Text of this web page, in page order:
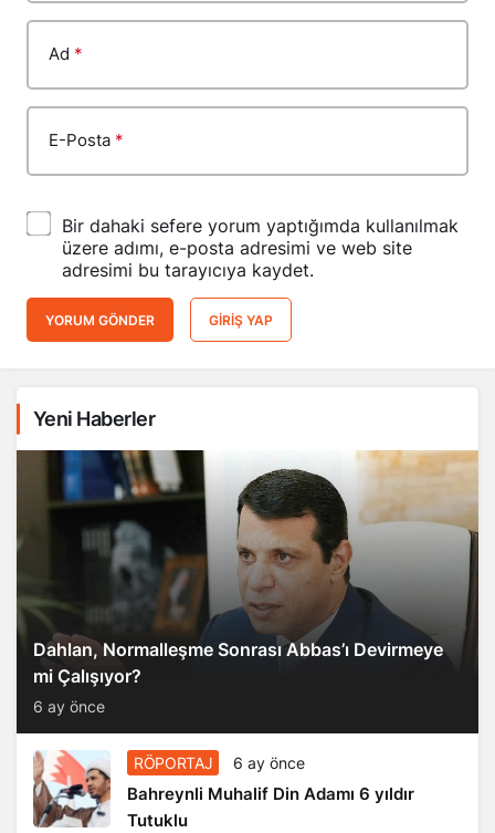
Ad *
E-Posta *
Bir dahaki sefere yorum yaptığımda kullanılmak
üzere adımı, e-posta adresimi ve web site
adresimi bu tarayıcıya kaydet.
YORUM GÖNDER GIRIŞ YAP
Yeni Haberler
Dahlan, Normalleşme Sonrası Abbas’ı Devirmeye
mi Çalışıyor?
6 ay önce
RÖPORTAJ 6 ay önce
Bahreynli Muhalif Din Adamı 6 yıldır
Tutuklu